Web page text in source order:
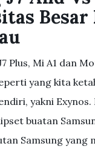
Besar
Plus, Mi A1 dan
yang kita
yakni
buatan
Samsung yang